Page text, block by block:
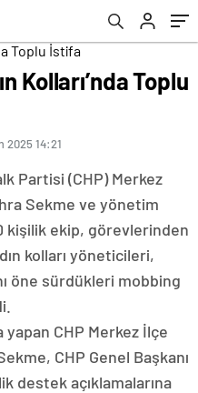
Kolları’nda Toplu
2025 14:21
Partisi (CHP) Merkez
Sekme ve yönetim
kişilik ekip, görevlerinden
kolları yöneticileri,
öne sürdükleri mobbing
yapan CHP Merkez İlçe
CHP Genel Başkanı
destek açıklamalarına